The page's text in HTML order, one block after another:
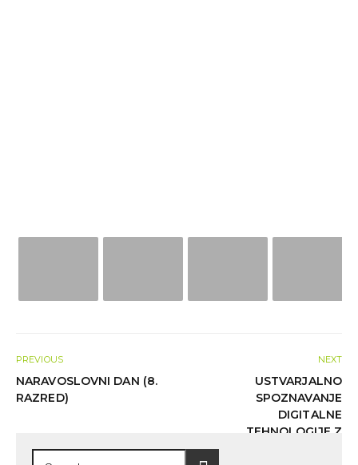
PREVIOUS
NARAVOSLOVNI DAN (8.
RAZRED)
NEXT
USTVARJALNO
SPOZNAVANJE
DIGITALNE
TEHNOLOGIJE Z